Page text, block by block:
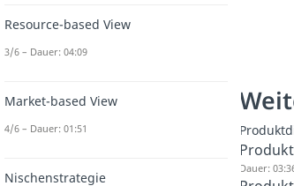
Dauer:
Resource-based View
3/6 – Dauer: 04:09
Market-based View
4/6 – Dauer: 01:51
Nischenstrategie